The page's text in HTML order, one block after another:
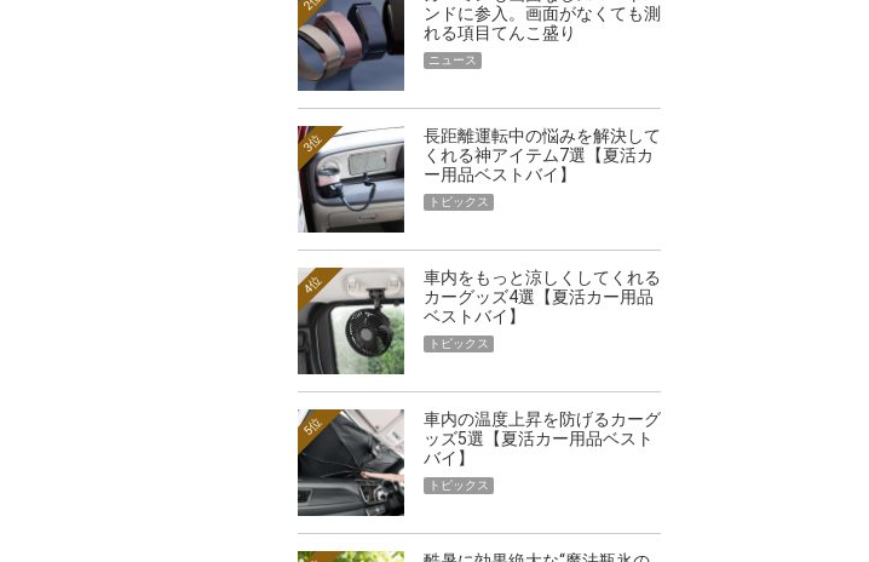
ンドに参入。画面がなくても測
れる項目てんこ盛り
ニュース
長距離運転中の悩みを解決して
くれる神アイテム7選【夏活カ
ー用品ベストバイ】
3位
トピックス
車内をもっと涼しくしてくれる
カーグッズ4選【夏活カー用品
ベストバイ】
4位
トピックス
車内の温度上昇を防げるカーグ
ッズ5選【夏活カー用品ベスト
バイ】
5位
トピックス